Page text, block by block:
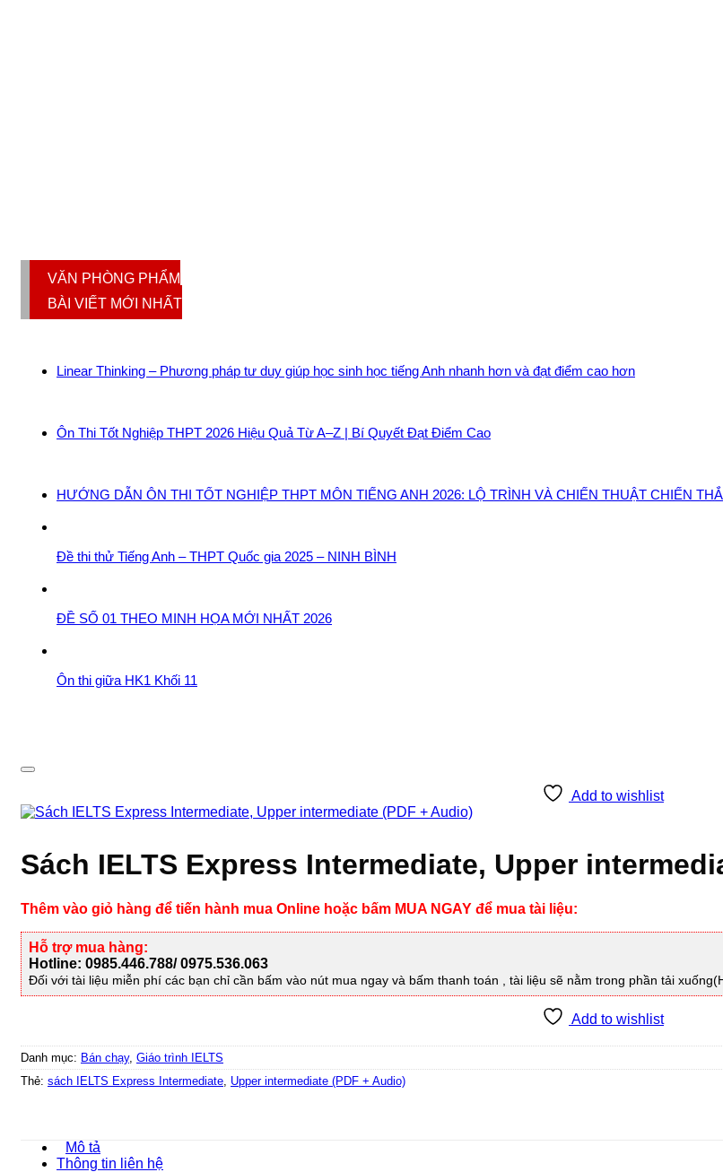
VĂN PHÒNG PHẨM
BÀI VIẾT MỚI NHẤT
Linear Thinking – Phương pháp tư duy giúp học sinh học tiếng Anh nhanh hơn và đạt điểm cao hơn
Ôn Thi Tốt Nghiệp THPT 2026 Hiệu Quả Từ A–Z | Bí Quyết Đạt Điểm Cao
HƯỚNG DẪN ÔN THI TỐT NGHIỆP THPT MÔN TIẾNG ANH 2026: LỘ TRÌNH VÀ CHIẾN THUẬT CHIẾN
Đề thi thử Tiếng Anh – THPT Quốc gia 2025 – NINH BÌNH
ĐỀ SỐ 01 THEO MINH HỌA MỚI NHẤT 2026
Ôn thi giữa HK1 Khối 11
Add to wishlist
Sách IELTS Express Intermediate, Upper
Thêm vào giỏ hàng để tiến hành mua Online hoặc bấm MUA NGAY để mua tài liệu:
Hỗ trợ mua hàng:
Hotline: 0985.446.788/ 0975.536.063
Đối với tài liệu miễn phí các bạn chỉ cần bấm vào nút mua ngay và bấm thanh toán , tài liệu sẽ nằm trong phần tải
Add to wishlist
Danh mục: Bán chạy, Giáo trình IELTS
Thẻ: sách IELTS Express Intermediate Upper intermediate (PDF + Audio)
Mô tả
Thông tin liên hệ